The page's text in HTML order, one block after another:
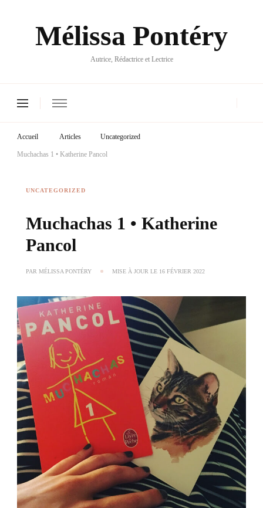
Mélissa Pontéry
Autrice, Rédactrice et Lectrice
Accueil Articles Uncategorized
Muchachas 1 • Katherine Pancol
UNCATEGORIZED
Muchachas 1 • Katherine
Pancol
PAR MÉLISSA PONTÉRY MISE À JOUR LE 16 FÉVRIER 2022